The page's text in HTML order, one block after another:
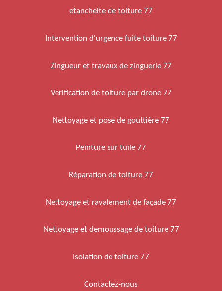
etancheite de toiture 77
Intervention d'urgence fuite toiture 77
Zingueur et travaux de zinguerie 77
Verification de toiture par drone 77
Nettoyage et pose de gouttière 77
Peinture sur tuile 77
Réparation de toiture 77
Nettoyage et ravalement de façade 77
Nettoyage et demoussage de toiture 77
Isolation de toiture 77
Contactez-nous